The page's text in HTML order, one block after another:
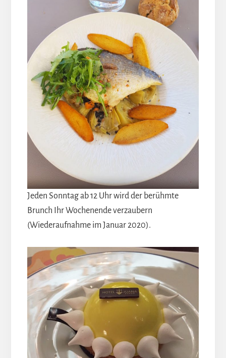
Jeden Sonntag ab 12 Uhr wird der berühmte
Brunch Ihr Wochenende verzaubern
(Wiederaufnahme im Januar 2020).